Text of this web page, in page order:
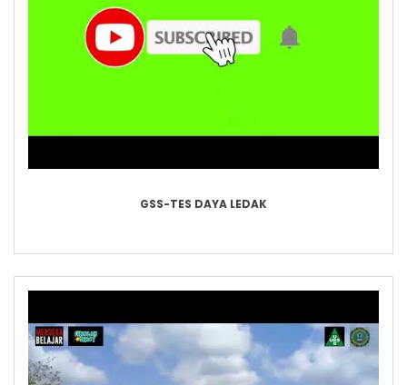
GSS-TES DAYA LEDAK